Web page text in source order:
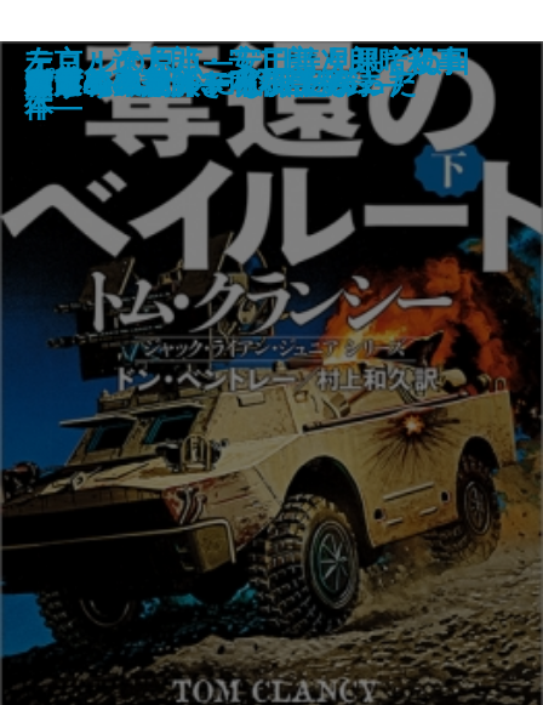
占
名探偵のはらわた
画家とモデル―宿命の出会い―
文豪ナビ 遠藤周作
影に対して―母をめぐる物語―
近鉄特急殺人事件
死神の棋譜
鏡影劇場〔上〕
鏡影劇場〔下〕
奪還のベイルート〔上〕
奪還のベイルート〔下〕
幽世の薬剤師3
人形島の殺人―呪殺島秘録―
テロルの原点―安田善次郎暗殺事
件―
雪月花―謎解き私小説―
プロジェクト・インソムニア
左京・遼太郎・安二郎 見果てぬ日
本
村田エフェンディ滞土録
コラムニストになりたかった
みずうみ